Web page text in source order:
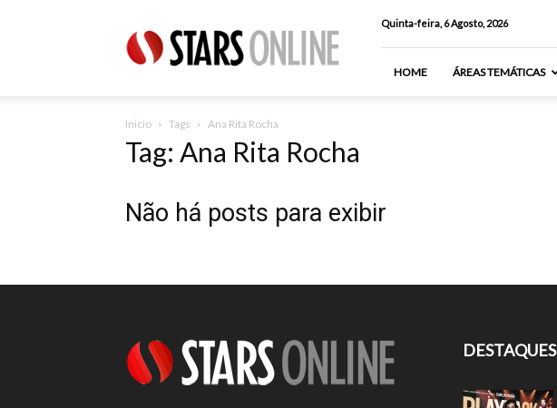
Online
Quinta-feira, 6 Agosto, 2026
HOME ÁREAS TEMÁTICAS
Inicio Tags Ana Rita Rocha
Tag: Ana Rita Rocha
Não há posts para exibir
DESTAQUES